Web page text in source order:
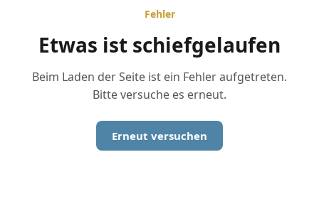
Fehler
Etwas ist schiefgelaufen
Beim Laden der Seite ist ein Fehler aufgetreten.
Bitte versuche es erneut.
Erneut versuchen